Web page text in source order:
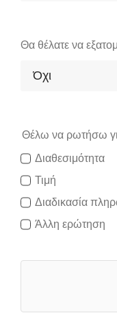
Θα θέλατε να
Θέλω να ρωτήσω
Διαθεσιμότητα
Τιμή
Διαδικασία
Άλλη ερώτηση